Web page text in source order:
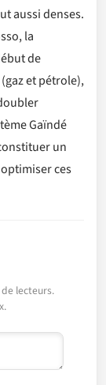
aussi denses.
la
de
et pétrole),
Gaïndé
un
ces
lecteurs.